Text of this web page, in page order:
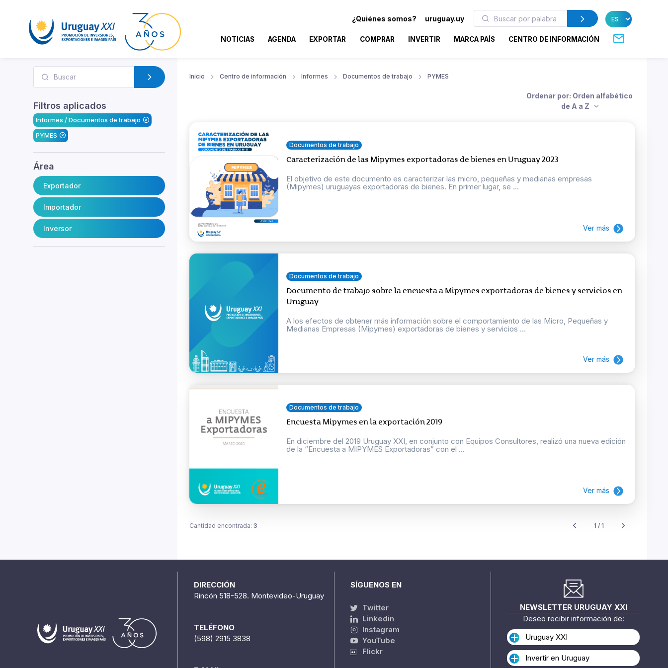
¿Quiénes somos? uruguay.uy
NOTICIAS AGENDA EXPORTAR COMPRAR INVERTIR MARCA PAÍS CENTRO DE INFORMACIÓN
Filtros aplicados
Informes / Documentos de trabajo
PYMES
Área
Exportador
Importador
Inversor
Inicio Centro de información Informes Documentos de trabajo PYMES
Ordenar por: Orden alfabético
de A a Z
Documentos de trabajo
Caracterización de las Mipymes exportadoras de bienes en Uruguay 2023
El objetivo de este documento es caracterizar las micro, pequeñas y medianas empresas
(Mipymes) uruguayas exportadoras de bienes. En primer lugar, se ...
Ver más
Documentos de trabajo
Documento de trabajo sobre la encuesta a Mipymes exportadoras de bienes y servicios en
Uruguay
A los efectos de obtener más información sobre el comportamiento de las Micro, Pequeñas y
Medianas Empresas (Mipymes) exportadoras de bienes y servicios ...
Ver más
Documentos de trabajo
Encuesta Mipymes en la exportación 2019
En diciembre del 2019 Uruguay XXI, en conjunto con Equipos Consultores, realizó una nueva edición
de la “Encuesta a MIPYMES Exportadoras” con el ...
Ver más
Cantidad encontrada: 3 1 / 1
DIRECCIÓN
Rincón 518-528. Montevideo-Uruguay
TELÉFONO
(598) 2915 3838
SÍGUENOS EN
Twitter
Linkedin
Instagram
YouTube
Flickr
NEWSLETTER URUGUAY XXI
Deseo recibir información de:
Uruguay XXI
Invertir en Uruguay